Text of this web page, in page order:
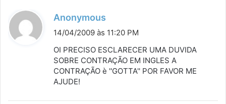
Anonymous
i
s
e
14/04/2009 às 11:20 PM
OI PRECISO ESCLARECER UMA DUVIDA
SOBRE CONTRAÇÃO EM INGLES A
CONTRAÇÃO è ''GOTTA'' POR FAVOR ME
AJUDE!